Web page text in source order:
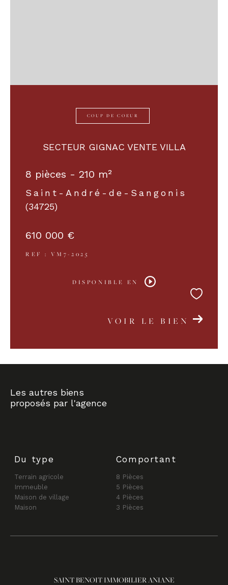
COUP DE COEUR
SECTEUR GIGNAC VENTE VILLA
8 pièces - 210 m²
Saint-André-de-Sangonis
(34725)
610 000 €
REF : VM7-2025
DISPONIBLE EN
VOIR LE BIEN
Les autres biens
proposés par l'agence
Du type
Terrain agricole
Immeuble
Maison de village
Maison
Comportant
8 Pièces
5 Pièces
4 Pièces
3 Pièces
SAINT BENOIT IMMOBILIER ANIANE